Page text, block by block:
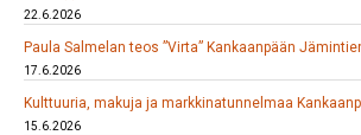
22.6.2026
Paula Salmelan teos ”Virta” Kankaanpään
17.6.2026
Kulttuuria, makuja ja markkinatunnelmaa
15.6.2026